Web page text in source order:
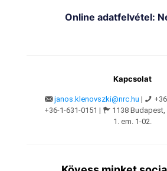
Online adatfelvétel:
Kapcsolat
janos.klenovszki@nrc.hu |
+36-1-631-0151 |
1138 Budapest,
1. em. 1-02.